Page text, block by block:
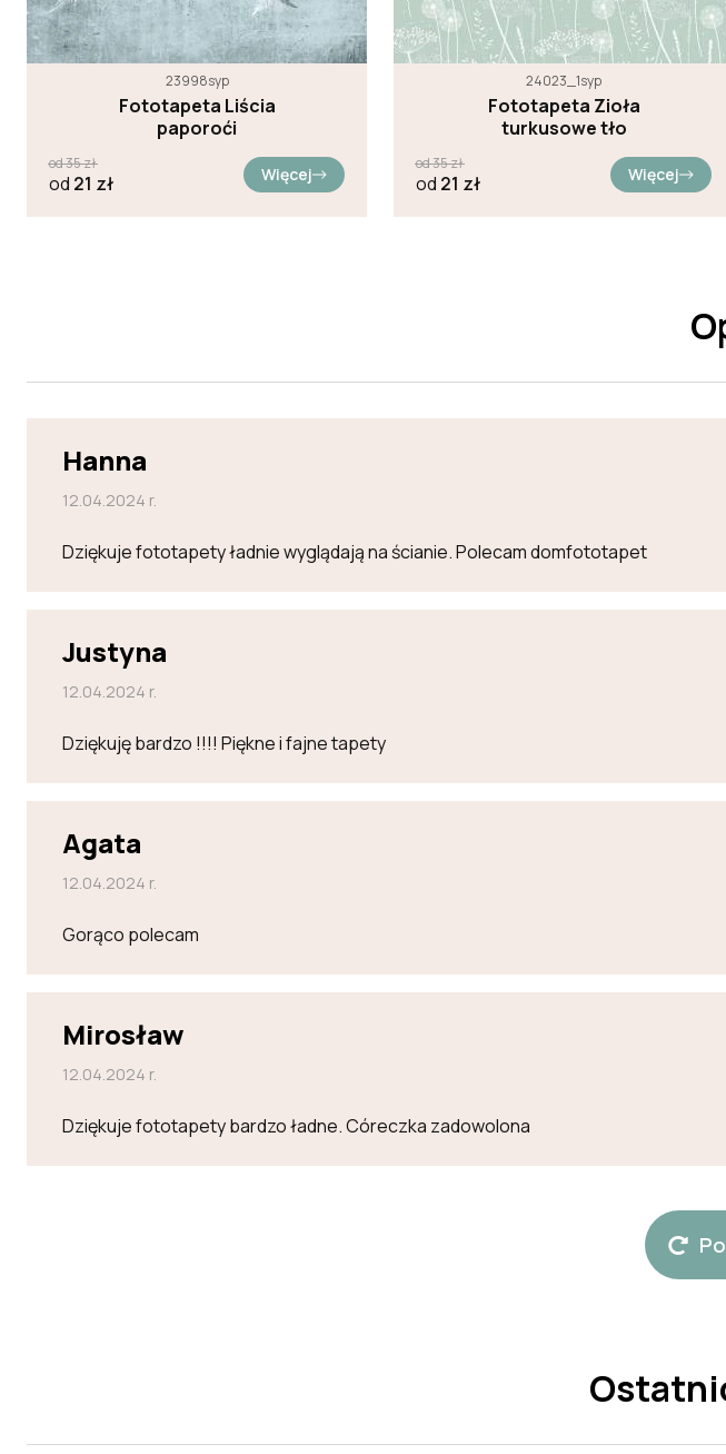
23998syp
Fototapeta Liścia
paporoći
od35zł
od 21 zł Więcej
24023_1syp
Fototapeta Zioła
turkusowe tło
od35zł
od 21 zł Więcej
Hanna
12.04.2024 r.
Dziękuje fototapety ładnie wyglądają na ścianie. Polecam domfototapet
Justyna
12.04.2024 r.
Dziękuję bardzo !!!! Piękne i fajne tapety
Agata
12.04.2024 r.
Gorąco polecam
Mirosław
12.04.2024 r.
Dziękuje fototapety bardzo ładne. Córeczka zadowolona